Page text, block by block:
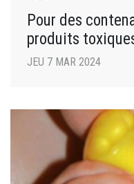
Pour des
produits
JEU 7 MAR 2024